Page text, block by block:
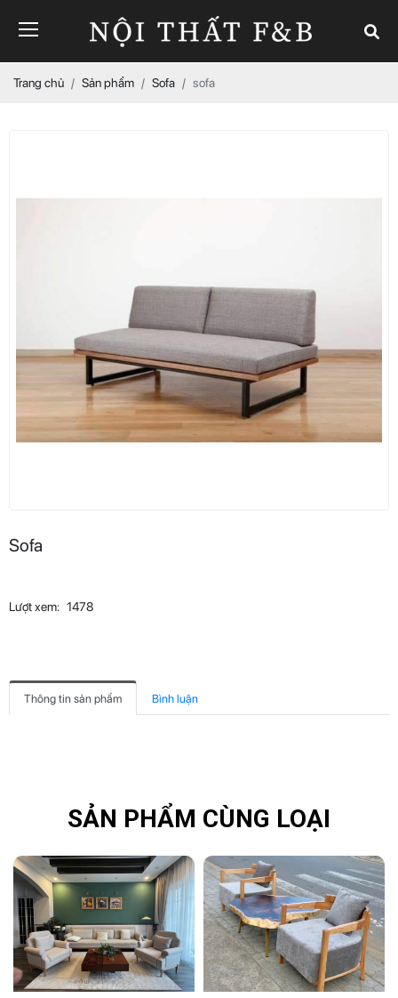
Trang chủ Sản phẩm Sofa sofa
Sofa
Lượt xem: 1478
Thông tin sản phẩm Bình luận
SẢN PHẨM CÙNG LOẠI